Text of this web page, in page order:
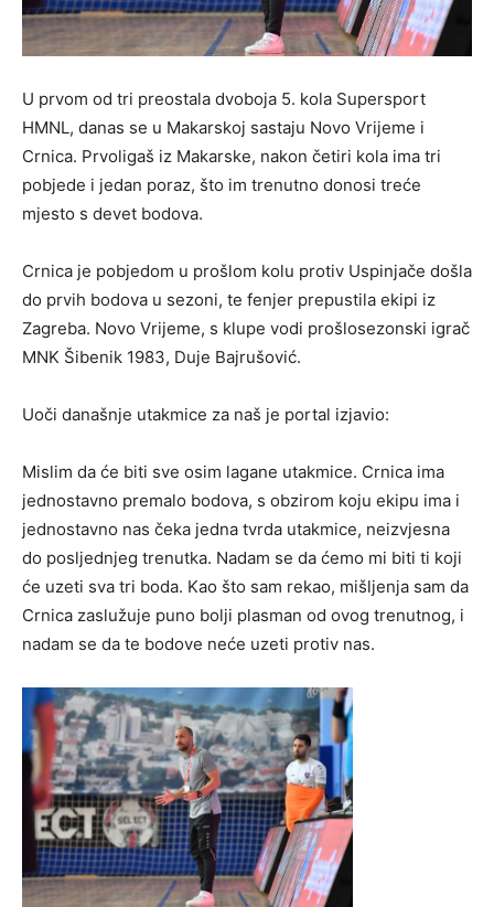
U prvom od tri preostala dvoboja 5. kola Supersport
HMNL, danas se u Makarskoj sastaju Novo Vrijeme i
Crnica. Prvoligaš iz Makarske, nakon četiri kola ima tri
pobjede i jedan poraz, što im trenutno donosi treće
mjesto s devet bodova.
Crnica je pobjedom u prošlom kolu protiv Uspinjače došla
do prvih bodova u sezoni, te fenjer prepustila ekipi iz
Zagreba. Novo Vrijeme, s klupe vodi prošlosezonski igrač
MNK Šibenik 1983, Duje Bajrušović.
Uoči današnje utakmice za naš je portal izjavio:
Mislim da će biti sve osim lagane utakmice. Crnica ima
jednostavno premalo bodova, s obzirom koju ekipu ima i
jednostavno nas čeka jedna tvrda utakmice, neizvjesna
do posljednjeg trenutka. Nadam se da ćemo mi biti ti koji
će uzeti sva tri boda. Kao što sam rekao, mišljenja sam da
Crnica zaslužuje puno bolji plasman od ovog trenutnog, i
nadam se da te bodove neće uzeti protiv nas.